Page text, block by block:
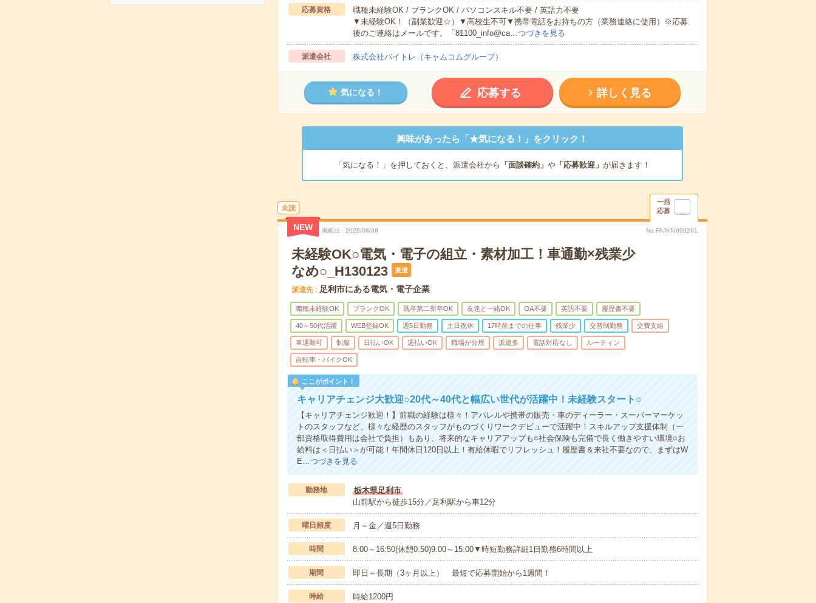
応募資格
職種未経験OK / ブランクOK / パソコンスキル不要 / 英語力不要
▼未経験OK！（副業歓迎☆）▼高校生不可▼携帯電話をお持ちの方（業務連絡に使用）※応募
後のご連絡はメールです。「81100_info@ca…つづきを見る
派遣会社 株式会社バイトレ（キャムコムグループ）
気になる！ 応募する 詳しく見る
興味があったら「★気になる！」をクリック！
「気になる！」を押しておくと、派遣会社から 「面談確約」 や「応募歓迎」 が届きます！
未読
一括
応募
NEW 掲載日 2026/08/08 No.FAJKfo090201
未経験OK○電気・電子の組立・素材加工！車通勤×残業少
なめ○_H130123
派遣
派遣先 足利市にある電気・電子企業
職種未経験OK ブランクOK 既卒第二新卒OK 友達と一緒OK OA不要 英語不要 履歴書不要
40～50代活躍 WEB登録OK 週5日勤務 土日祝休 17時前までの仕事 残業少 交替制勤務 交費支給
車通勤可 制服 日払いOK 週払いOK 職場が分煙 派遣多 電話対応なし ルーティン
自転車・バイクOK
ここがポイント！
キャリアチェンジ大歓迎○20代～40代と幅広い世代が活躍中！未経験スタート○
【キャリアチェンジ歓迎！】前職の経験は様々！アパレルや携帯の販売・車のディーラー・スーパーマーケッ
トのスタッフなど。様々な経歴のスタッフがものづくりワークデビューで活躍中！スキルアップ支援体制（一
部資格取得費用は会社で負担）もあり、将来的なキャリアアップも○社会保険も完備で長く働きやすい環境○お
給料は＜日払い＞が可能！年間休日120日以上！有給休暇でリフレッシュ！履歴書＆来社不要なので、まずはW
E…つづきを見る
勤務地
栃木県足利市
山前駅から徒歩15分／足利駅から車12分
曜日頻度 月～金／週5日勤務
時間 8:00～16:50(休憩0:50)9:00～15:00▼時短勤務詳細1日勤務6時間以上
期間 即日～長期（3ヶ月以上） 最短で応募開始から1週間！
時給 時給1200円